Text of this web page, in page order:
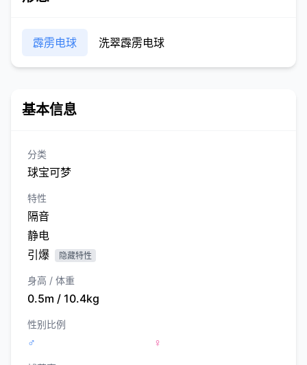
霹雳电球 洗翠霹雳电球
基本信息
分类
球宝可梦
特性
隔音
静电
引爆
隐藏特性
身高 / 体重
0.5m / 10.4kg
性别比例
♂ ♀